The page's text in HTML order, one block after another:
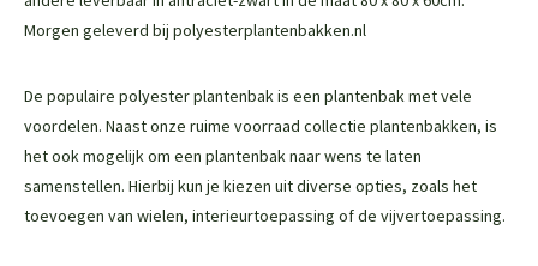
Morgen geleverd bij polyesterplantenbakken.nl
De populaire polyester plantenbak is een plantenbak met vele
voordelen. Naast onze ruime voorraad collectie plantenbakken, is
het ook mogelijk om een plantenbak naar wens te laten
samenstellen. Hierbij kun je kiezen uit diverse opties, zoals het
toevoegen van wielen, interieurtoepassing of de vijvertoepassing.